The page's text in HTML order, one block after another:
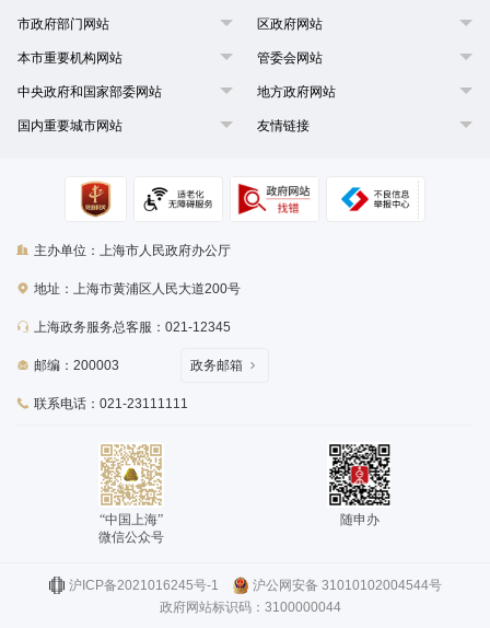
市政府部门网站 区政府网站
本市重要机构网站 管委会网站
中央政府和国家部委网站 地方政府网站
国内重要城市网站 友情链接
主办单位：上海市人民政府办公厅
地址：上海市黄浦区人民大道200号
上海政务服务总客服：021-12345
邮编：200003
联系电话：021-23111111
政务邮箱
“中国上海”
微信公众号
随申办
沪ICP备2021016245号-1
沪公网安备 31010102004544号
政府网站标识码：3100000044